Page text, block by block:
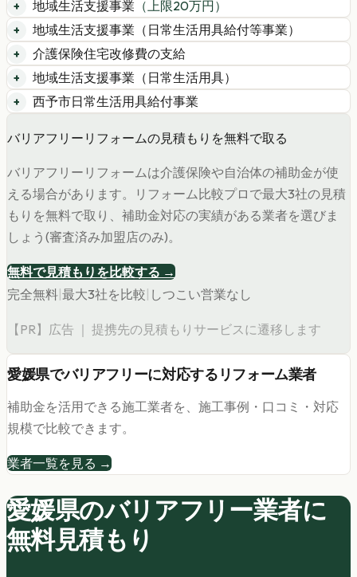
地域生活支援事業 （上限20万円）
地域生活支援事業（日常生活用具給付等事業）
介護保険住宅改修費の支給
地域生活支援事業（日常生活用具）
西予市日常生活用具給付事業
バリアフリーリフォームの見積もりを無料で取る
バリアフリーリフォームは介護保険や自治体の補助金が使
える場合があります。リフォーム比較プロで最大3社の見積
もりを無料で取り、補助金対応の実績がある業者を選びま
しょう(審査済み加盟店のみ)。
無料で見積もりを比較する →
完全無料 最大3社を比較 しつこい営業なし
【PR】広告 ｜ 提携先の見積もりサービスに遷移します
愛媛県でバリアフリーに対応するリフォーム業者
補助金を活用できる施工業者を、施工事例・口コミ・対応
規模で比較できます。
業者一覧を見る →
愛媛県のバリアフリー業者に
無料見積もり